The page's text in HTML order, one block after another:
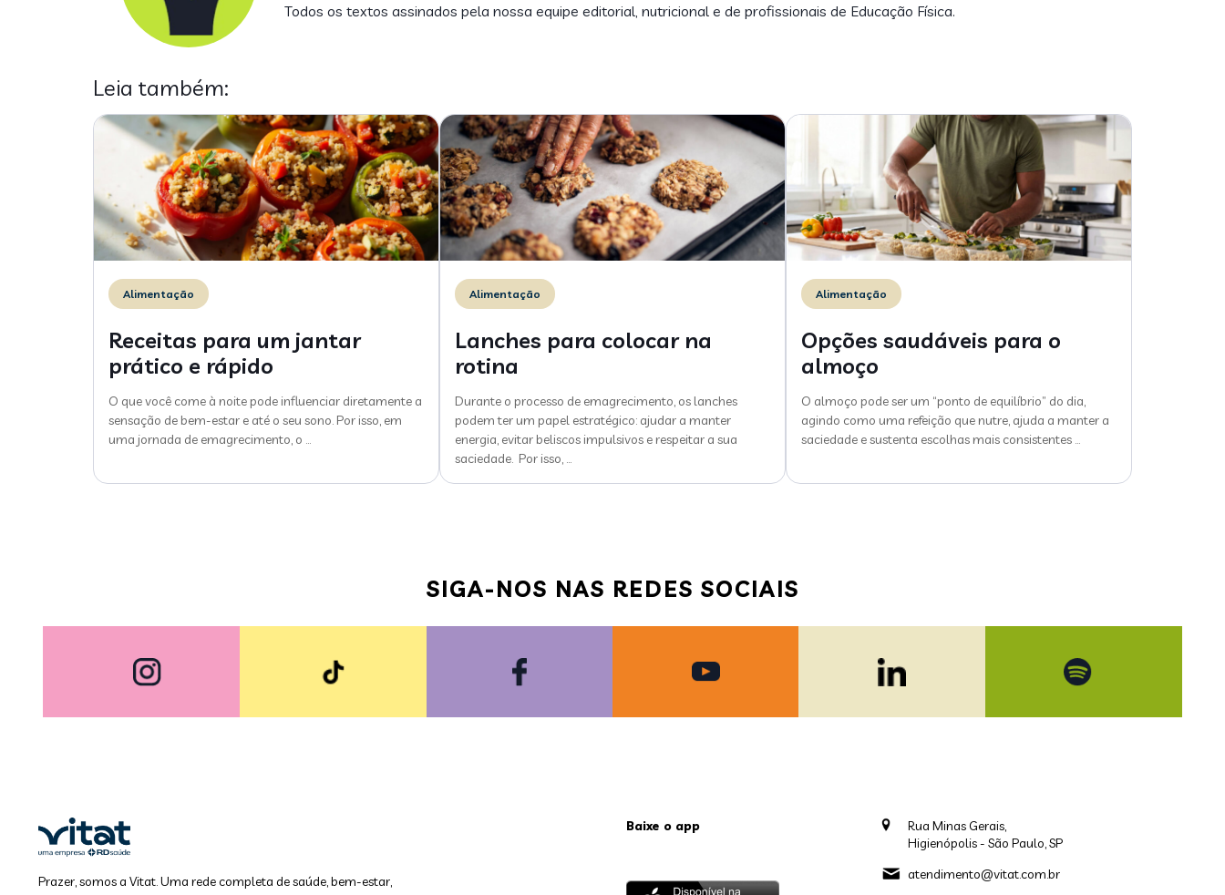
Todos os textos assinados pela nossa equipe editorial, nutricional e de profissionais de Educação Física.
Leia também:
Alimentação
Receitas para um jantar
prático e rápido
O que você come à noite pode influenciar diretamente a
sensação de bem-estar e até o seu sono. Por isso, em
uma jornada de emagrecimento, o …
Alimentação
Lanches para colocar na
rotina
Durante o processo de emagrecimento, os lanches
podem ter um papel estratégico: ajudar a manter
energia, evitar beliscos impulsivos e respeitar a sua
saciedade. Por isso, …
Alimentação
Opções saudáveis para o
almoço
O almoço pode ser um “ponto de equilíbrio” do dia,
agindo como uma refeição que nutre, ajuda a manter a
saciedade e sustenta escolhas mais consistentes …
SIGA-NOS NAS REDES SOCIAIS
Prazer, somos a Vitat. Uma rede completa de saúde, bem-estar,
Baixe o app
Rua Minas Gerais,
Higienópolis - São Paulo, SP
atendimento@vitat.com.br